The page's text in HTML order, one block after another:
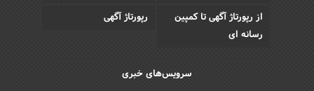
از رپورتاژ آگهی تا کمپین
رسانه ای
رپورتاژ آگهی
سرویس‌های خبری